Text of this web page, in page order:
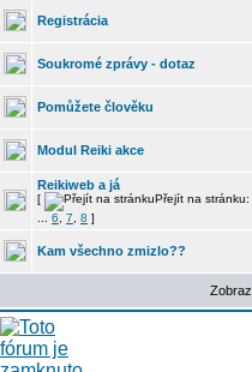
Registrácia
Soukromé zprávy - dotaz
Pomůžete člověku
Modul Reiki akce
Reikiweb a já
[
Přejít na stránku:
6 7 8 ]
Kam všechno zmizlo??